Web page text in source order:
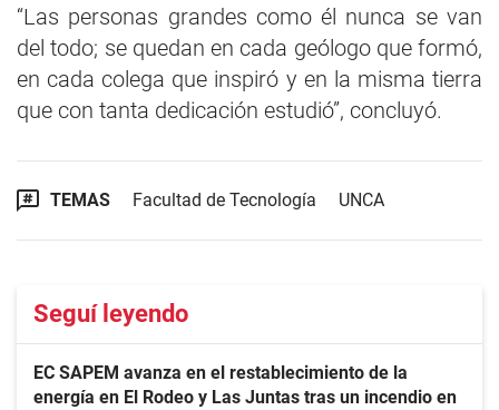
“Las personas grandes como él nunca se van
del todo; se quedan en cada geólogo que formó,
en cada colega que inspiró y en la misma tierra
que con tanta dedicación estudió”, concluyó.
TEMAS Facultad de Tecnología UNCA
Seguí leyendo
EC SAPEM avanza en el restablecimiento de la
energía en El Rodeo y Las Juntas tras un incendio en